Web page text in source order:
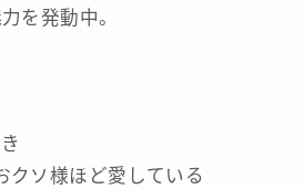
を発動中。
クソ様ほど愛している